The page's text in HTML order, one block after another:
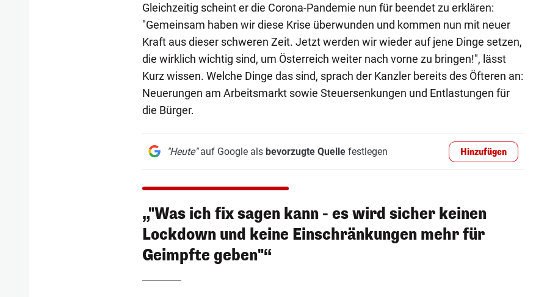
Gleichzeitig scheint er die Corona-Pandemie nun für beendet zu erklären:
"Gemeinsam haben wir diese Krise überwunden und kommen nun mit neuer
Kraft aus dieser schweren Zeit. Jetzt werden wir wieder auf jene Dinge setzen,
die wirklich wichtig sind, um Österreich weiter nach vorne zu bringen!", lässt
Kurz wissen. Welche Dinge das sind, sprach der Kanzler bereits des Öfteren an:
Neuerungen am Arbeitsmarkt sowie Steuersenkungen und Entlastungen für
die Bürger.
"Heute"auf Google als bevorzugte Quellefestlegen Hinzufügen
„"Was ich fix sagen kann - es wird sicher keinen
Lockdown und keine Einschränkungen mehr für
Geimpfte geben"“